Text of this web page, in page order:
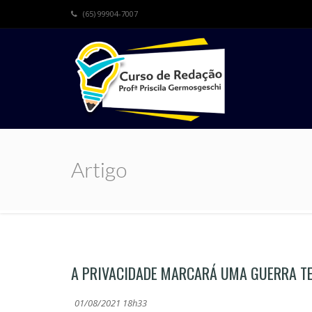
(65) 99904-7007
Artigo
A PRIVACIDADE MARCARÁ UMA GUERRA
01/08/2021 18h33